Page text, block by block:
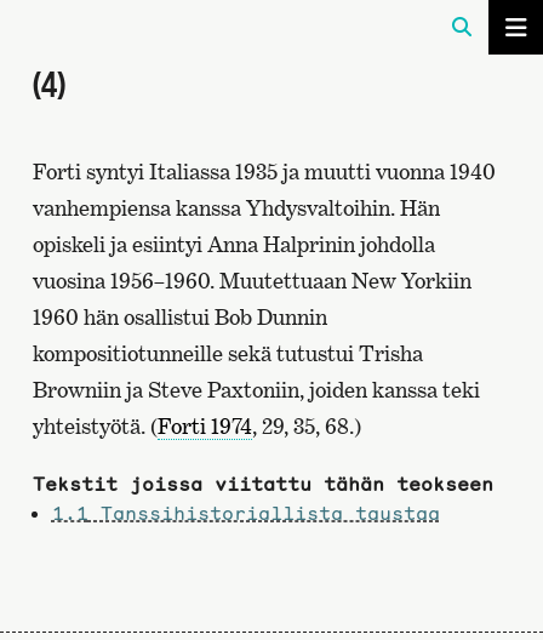
(4)
Forti syntyi Italiassa 1935 ja muutti vuonna 1940
vanhempiensa kanssa Yhdysvaltoihin. Hän
opiskeli ja esiintyi Anna Halprinin johdolla
vuosina 1956–1960. Muutettuaan New Yorkiin
1960 hän osallistui Bob Dunnin
kompositiotunneille sekä tutustui Trisha
Browniin ja Steve Paxtoniin, joiden kanssa teki
yhteistyötä. (Forti 1974, 29, 35, 68.)
Tekstit joissa viitattu tähän teokseen
1.1 Tanssihistoriallista taustaa